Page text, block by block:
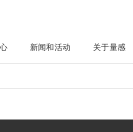
新闻和活动 关于量感